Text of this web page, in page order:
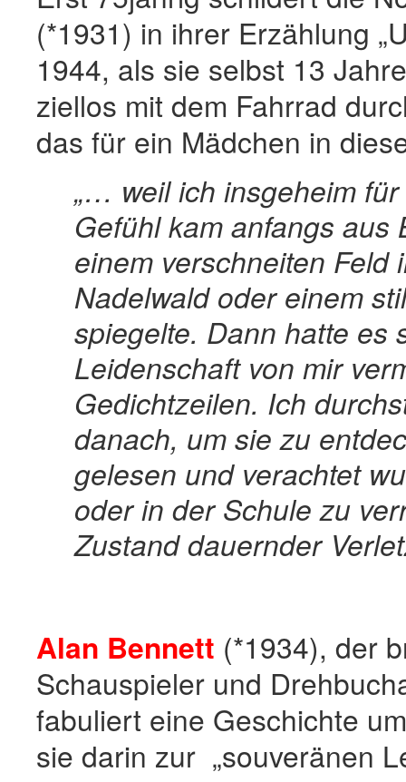
(*1931) in ihrer Erzählung
1944, als sie selbst 13
ziellos mit dem Fahrrad
das für ein Mädchen in
„… weil ich insgeheim
Gefühl kam anfangs
einem verschneiten Feld
Nadelwald oder einem
spiegelte. Dann hatte es
Leidenschaft von mir
Gedichtzeilen. Ich
danach, um sie zu
gelesen und verachtet
oder in der Schule zu
Zustand dauernder
Alan Bennett (*1934), der
Schauspieler und
fabuliert eine Geschichte
sie darin zur „souveränen